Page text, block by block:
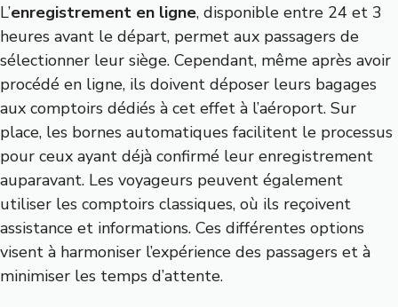
L’enregistrement en ligne, disponible entre 24 et 3
heures avant le départ, permet aux passagers de
sélectionner leur siège. Cependant, même après avoir
procédé en ligne, ils doivent déposer leurs bagages
aux comptoirs dédiés à cet effet à l’aéroport. Sur
place, les bornes automatiques facilitent le processus
pour ceux ayant déjà confirmé leur enregistrement
auparavant. Les voyageurs peuvent également
utiliser les comptoirs classiques, où ils reçoivent
assistance et informations. Ces différentes options
visent à harmoniser l’expérience des passagers et à
minimiser les temps d’attente.